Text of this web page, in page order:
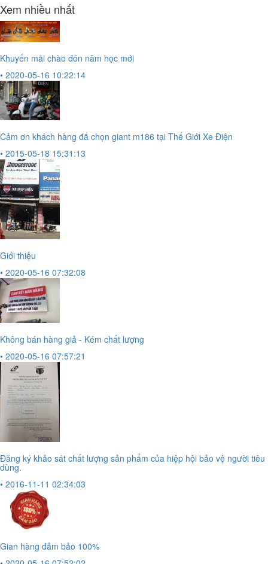
Xem nhiều nhất
Khuyến mãi chào đón năm học mới
• 2020-05-16 10:22:14
Cảm ơn khách hàng đã chọn giant m186 tại Thế Giới Xe Điện
• 2015-05-18 15:31:13
Giới thiệu
• 2020-05-16 07:32:08
Không bán hàng giả - Kém chất lượng
• 2020-05-16 07:57:21
Đăng ký khảo sát chất lượng sản phẩm của hiệp hội bảo vệ người tiêu
dùng.
• 2016-11-11 02:34:03
Gian hàng đảm bảo 100%